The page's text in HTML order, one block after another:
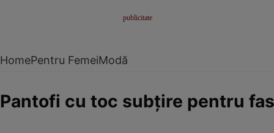
HomePentru FemeiModă
Pantofi cu toc subțire pentru